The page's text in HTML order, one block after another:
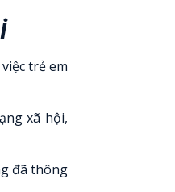
trẻ em
xã hội,
đã thông